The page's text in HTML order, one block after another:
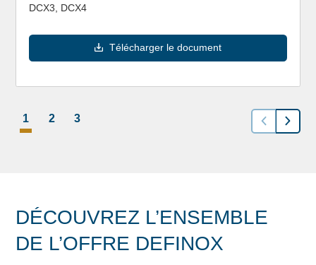
DCX3, DCX4
Télécharger le document
1 2 3
DÉCOUVREZ L’ENSEMBLE
DE L’OFFRE DEFINOX